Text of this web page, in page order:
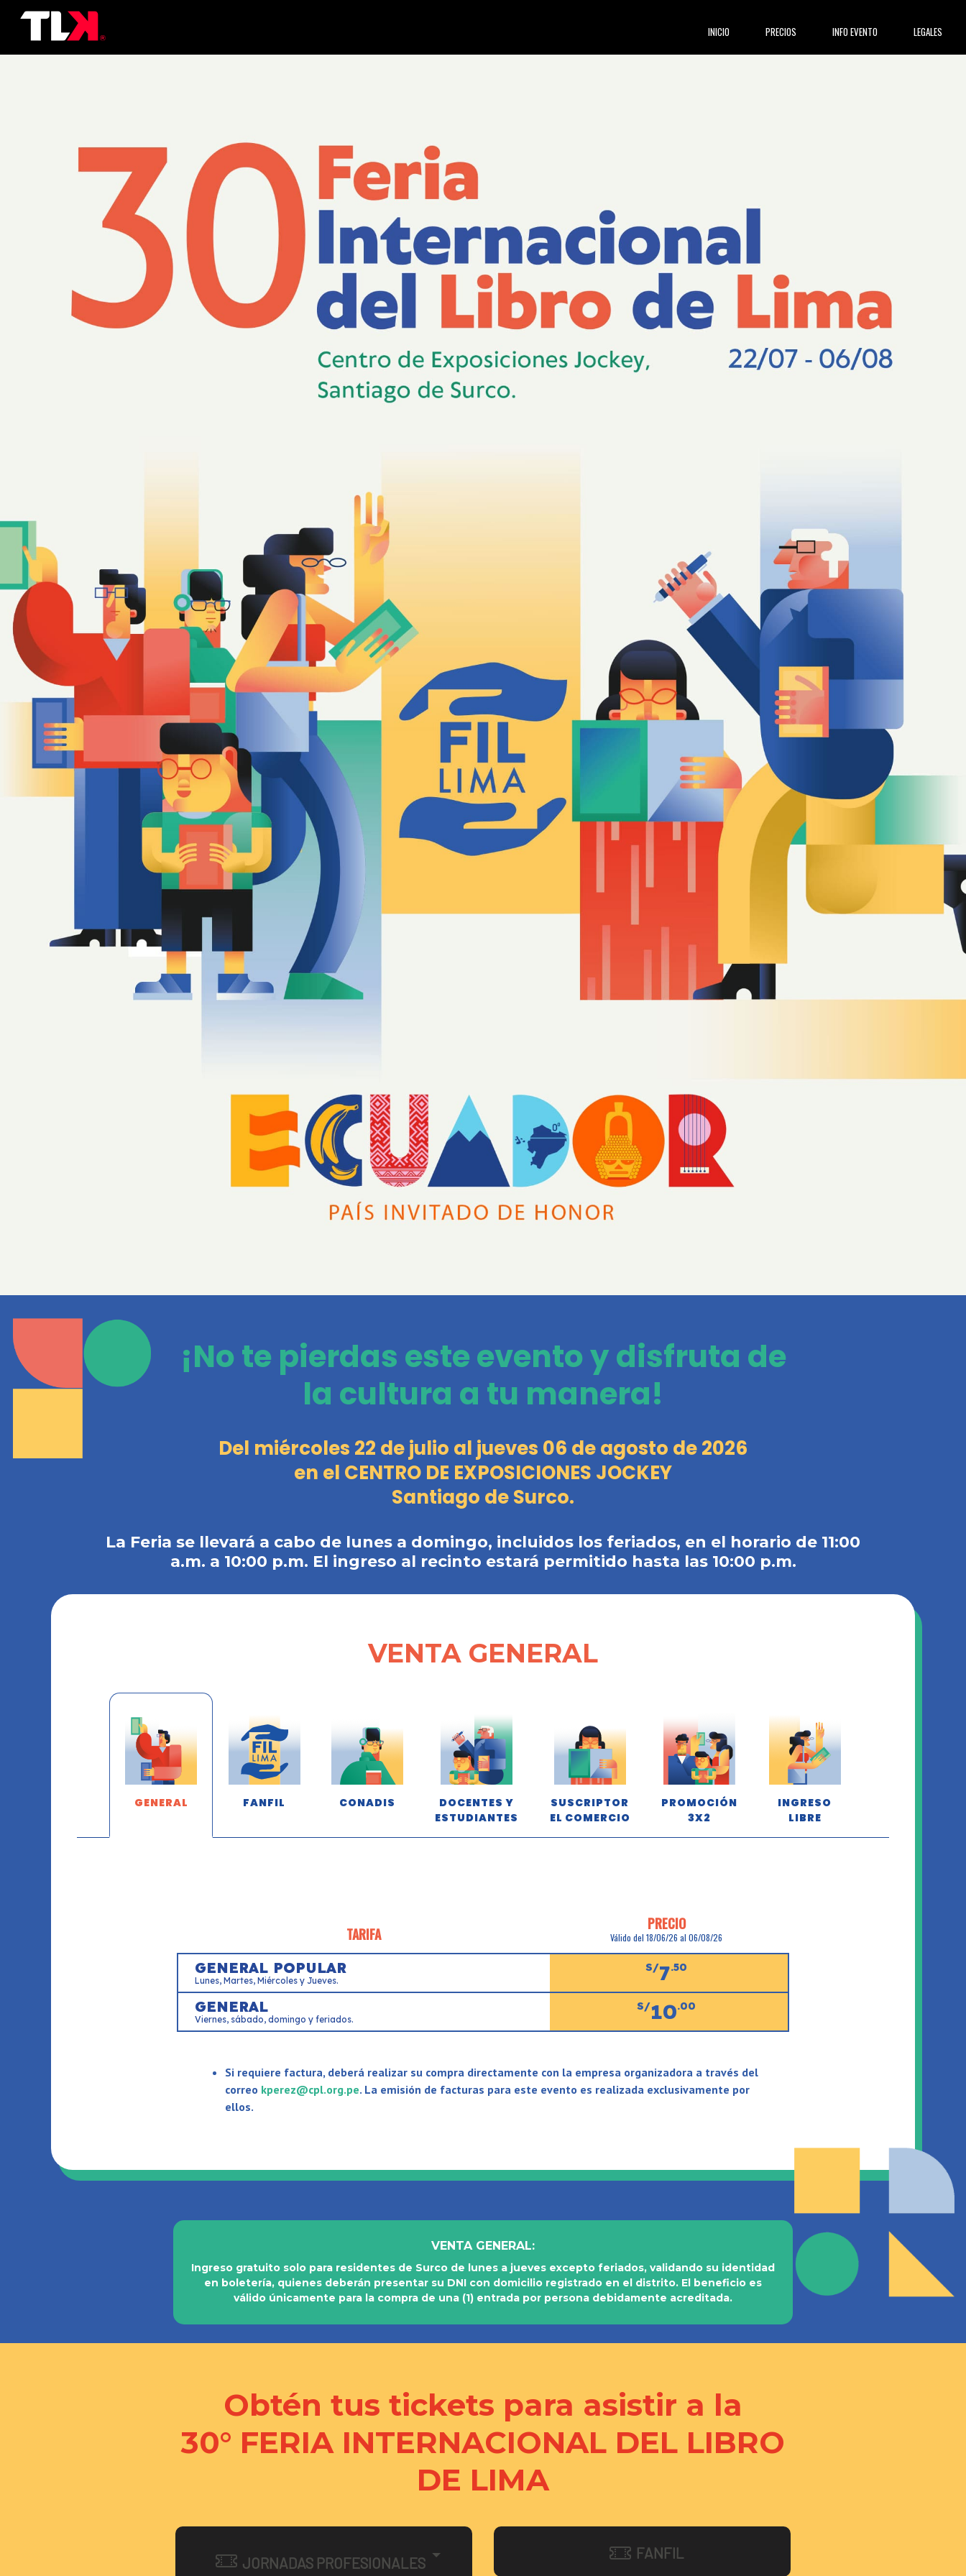
INICIO
PRECIOS INFO EVENTO LEGALES
¡No te pierdas este evento y disfruta de
la cultura a tu manera!
Del miércoles 22 de julio al jueves 06 de agosto de 2026
en el CENTRO DE EXPOSICIONES JOCKEY
Santiago de Surco.
La Feria se llevará a cabo de lunes a domingo, incluidos los feriados, en el horario de 11:00
a.m. a 10:00 p.m. El ingreso al recinto estará permitido hasta las 10:00 p.m.
VENTA GENERAL
GENERAL FANFIL CONADIS
DOCENTES Y
ESTUDIANTES
SUSCRIPTOR
EL COMERCIO
PROMOCIÓN
3X2
INGRESO
LIBRE
TARIFA
PRECIO
Válido del 18/06/26 al 06/08/26
GENERAL POPULAR
Lunes, Martes, Miércoles y Jueves.
S/7.50
GENERAL
Viernes, sábado, domingo y feriados.
S/10.00
Si requiere factura, deberá realizar su compra directamente con la empresa organizadora a través del
correo kperez@cpl.org.pe. La emisión de facturas para este evento es realizada exclusivamente por
ellos.
VENTA GENERAL:
Ingreso gratuito solo para residentes de Surco de lunes a jueves excepto feriados, validando su identidad
en boletería, quienes deberán presentar su DNI con domicilio registrado en el distrito. El beneficio es
válido únicamente para la compra de una (1) entrada por persona debidamente acreditada.
Obtén tus tickets para asistir a la
30° FERIA INTERNACIONAL DEL LIBRO
DE LIMA
JORNADAS PROFESIONALES
FANFIL